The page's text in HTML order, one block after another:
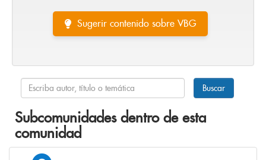
Sugerir contenido sobre VBG
Subcomunidades dentro de esta
comunidad